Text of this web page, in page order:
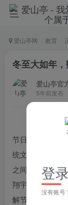
爱山亭网 教育
冬至大如年
爱山亭官
5年前发布
“冬至不端
节日，“冬至吃
统文化，让学生
之间的交流，增
翔宇中学组织开
解节气相关知识
登
没有账号